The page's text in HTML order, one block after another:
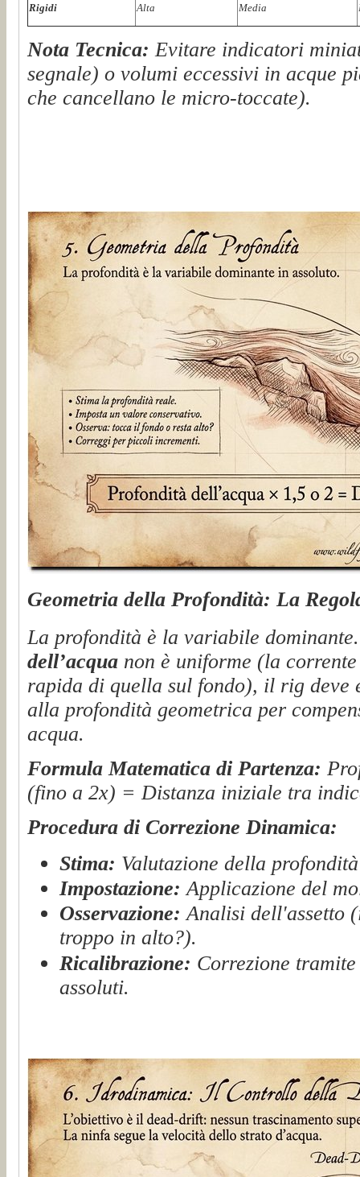
Rigidi Alta Media
Nota Tecnica: Evitare indicatori
segnale) o volumi eccessivi in acque
che cancellano le micro-toccate).
Geometria della Profondità: La
La profondità è la variabile
dell’acqua non è uniforme (la
rapida di quella sul fondo), il rig deve
alla profondità geometrica per
acqua.
Formula Matematica di Partenza:
(fino a 2x) = Distanza iniziale tra
Procedura di Correzione Dinamica:
Stima: Valutazione della
Impostazione: Applicazione del
Osservazione: Analisi dell'assetto
troppo in alto?).
Ricalibrazione: Correzione
assoluti.